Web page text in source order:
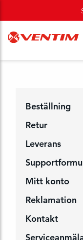
Beställning
Retur
Leverans
Mitt konto
Reklamation
Kontakt